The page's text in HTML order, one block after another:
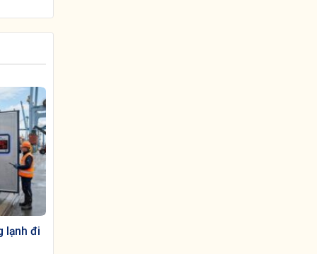
lạnh đi